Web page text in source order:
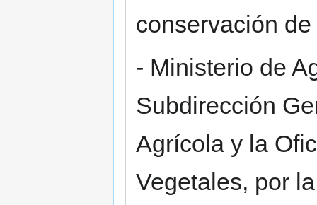
conservación
- Ministerio de
Subdirección
Agrícola y la
Vegetales, por